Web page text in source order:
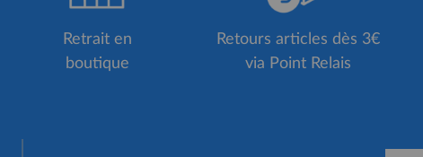
Retrait en
boutique
Retours articles dès 3€
via Point Relais